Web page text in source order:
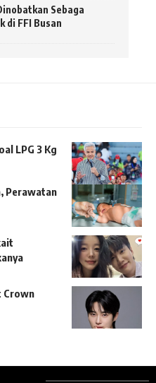
Sebaga
di FFI Busan
LPG 3 Kg
Perawatan
Crown